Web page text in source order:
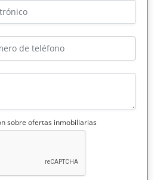
sobre ofertas inmobiliarias